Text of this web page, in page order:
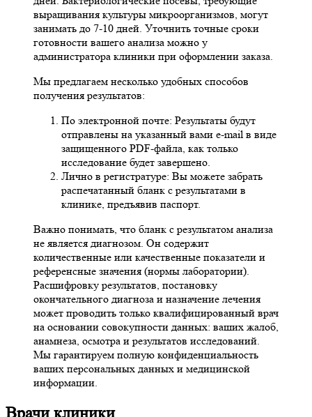
выращивания культуры микроорганизмов, могут
занимать до 7-10 дней. Уточнить точные сроки
готовности вашего анализа можно у
администратора клиники при оформлении заказа.
Мы предлагаем несколько удобных способов
получения результатов:
По электронной почте: Результаты будут
отправлены на указанный вами e-mail в виде
защищенного PDF-файла, как только
исследование будет завершено.
Лично в регистратуре: Вы можете забрать
распечатанный бланк с результатами в
клинике, предъявив паспорт.
Важно понимать, что бланк с результатом анализа
не является диагнозом. Он содержит
количественные или качественные показатели и
референсные значения (нормы лаборатории).
Расшифровку результатов, постановку
окончательного диагноза и назначение лечения
может проводить только квалифицированный врач
на основании совокупности данных: ваших жалоб,
анамнеза, осмотра и результатов исследований.
Мы гарантируем полную конфиденциальность
ваших персональных данных и медицинской
информации.
Врачи клиники